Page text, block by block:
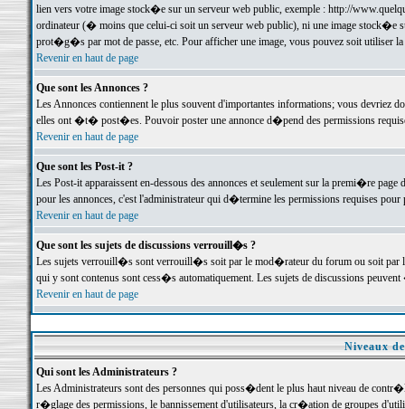
lien vers votre image stock�e sur un serveur web public, exemple : http://
ordinateur (� moins que celui-ci soit un serveur web public), ni une image stock�e
prot�g�s par mot de passe, etc. Pour afficher une image, vous pouvez soit
Revenir en haut de page
Que sont les Annonces ?
Les Annonces contiennent le plus souvent d'importantes informations; vous devriez
elles ont �t� post�es. Pouvoir poster une annonce d�pend des permissions
Revenir en haut de page
Que sont les Post-it ?
Les Post-it apparaissent en-dessous des annonces et seulement sur la premi�re
pour les annonces, c'est l'administrateur qui d�termine les permissions requises pour
Revenir en haut de page
Que sont les sujets de discussions verrouill�s ?
Les sujets verrouill�s sont verrouill�s soit par le mod�rateur du forum ou soit par
qui y sont contenus sont cess�s automatiquement. Les sujets de discussions
Revenir en haut de page
Niveaux
Qui sont les Administrateurs ?
Les Administrateurs sont des personnes qui poss�dent le plus haut niveau de
r�glage des permissions, le bannissement d'utilisateurs, la cr�ation de groupes